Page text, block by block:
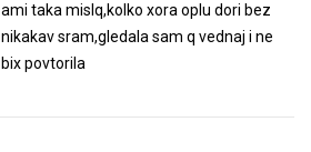
ami taka mislq,kolko xora oplu dori bez
nikakav sram,gledala sam q vednaj i ne
bix povtorila